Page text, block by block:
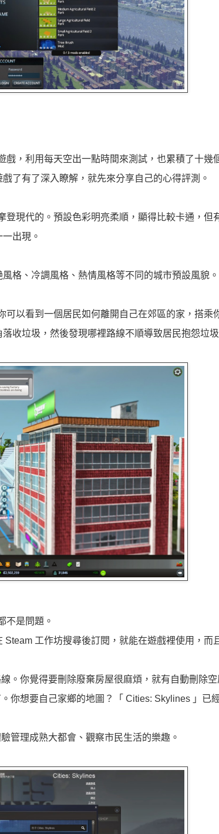
，利用每天空出一點時間來測試，也累積了十幾
了有了深入瞭解，就先來分享自己的心得評測。
登現代的。預設色彩明亮柔順，顯得比較卡通，但
出現。
格、冷調風格、熱情風格等不同的城市預設風貌。
以看到一個居民如何離開自己在郊區的家，搭乘
收垃圾，然後發現哪裡路線不順導致居民抱怨垃
不是問題。
工作坊搜尋後訂閱，就能在遊戲裡使用，而
。你覺得要刪除廢棄房屋很麻煩，就有自動刪除
你想要自己家鄉的地圖？「 Cities: Skylines 」已
管理成熟大都會、觀察市民生活的樂趣。